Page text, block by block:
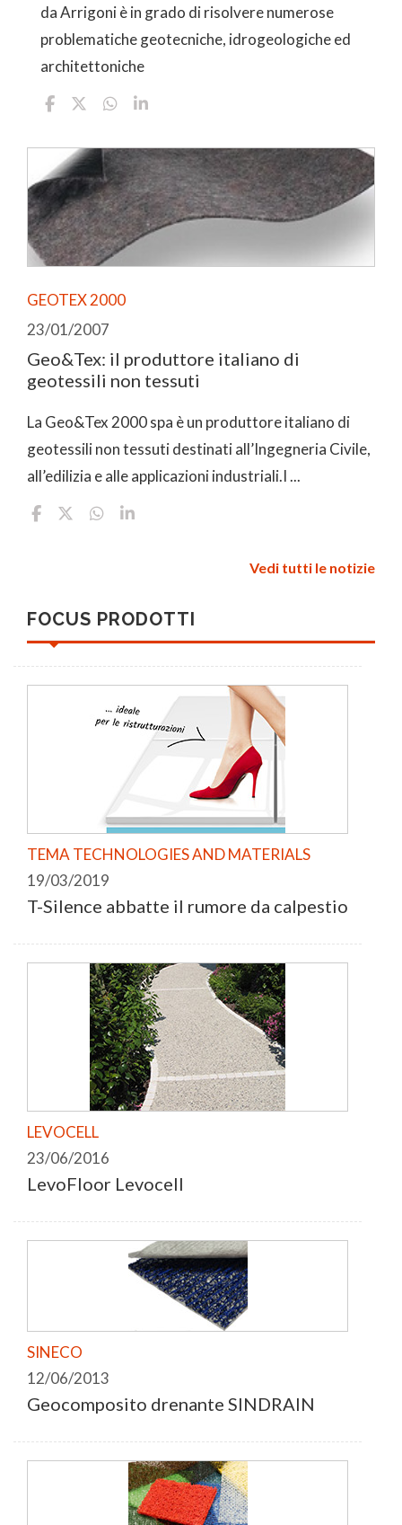
da Arrigoni è in grado di risolvere numerose
problematiche geotecniche, idrogeologiche ed
architettoniche
GEOTEX 2000
23/01/2007
Geo&Tex: il produttore italiano di
geotessili non tessuti
La Geo&Tex 2000 spa è un produttore italiano di
geotessili non tessuti destinati all’Ingegneria Civile,
all’edilizia e alle applicazioni industriali.I ...
Vedi tutti le notizie
FOCUS PRODOTTI
TEMA TECHNOLOGIES AND MATERIALS
19/03/2019
T-Silence abbatte il rumore da calpestio
LEVOCELL
23/06/2016
LevoFloor Levocell
SINECO
12/06/2013
Geocomposito drenante SINDRAIN